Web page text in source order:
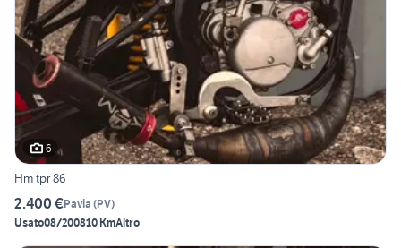
6
Hm tpr 86
2.400 €Pavia (PV)
Usato08/200810 KmAltro